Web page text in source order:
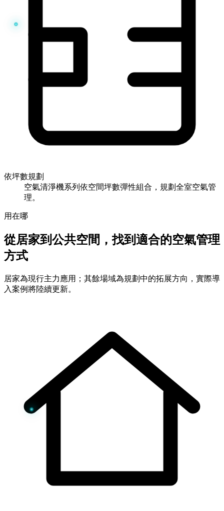
依坪數規劃
空氣清淨機系列依空間坪數彈性組合，規劃全室空氣管
理。
用在哪
從居家到公共空間，找到適合的空氣管理
方式
居家為現行主力應用；其餘場域為規劃中的拓展方向，實際導
入案例將陸續更新。